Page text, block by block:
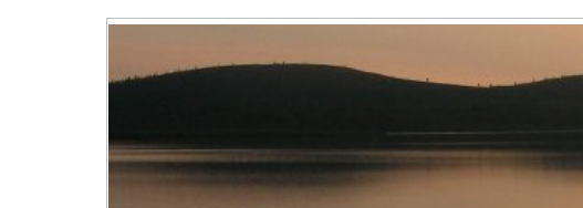
VAELLUSNET - Vaellusturinat II
Keskustelua vaeltamisesta ja Lapista